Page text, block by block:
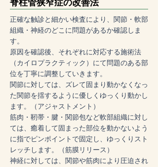
脊柱管狭窄症の改善法
正確な触診と細かい検査により、関節・軟部
組織・神経のどこに問題があるか確認しま
す。
原因を確認後、それぞれに対応する施術法
（カイロプラクティック）にて問題のある部
位を丁寧に調整していきます。
関節に対しては、ズレて固まり動かなくなっ
た関節を揺するように優しくゆっくり動かし
ます。（アジャストメント）
筋肉・靭帯・腱・関節包など軟部組織に対し
ては、癒着して固まった部位を動かないよう
に指でピンポイントで固定し、ゆっくりスト
レッチします。（筋膜リリース）
神経に対しては、関節や筋肉により圧迫され